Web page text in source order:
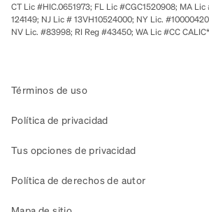
CT Lic #HIC.0651973; FL Lic #CGC1520908; MA
124149; NJ Lic # 13VH10524000; NY Lic.
NV Lic. #83998; RI Reg #43450; WA Lic #CC
Términos de uso
Política de privacidad
Tus opciones de privacidad
Política de derechos de autor